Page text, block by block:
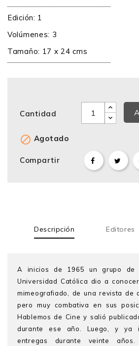
Edición: 1
Volúmenes: 3
Tamaño: 17 x 24 cms
Cantidad
 Agotado
Compartir
Descripción Editores
A inicios de 1965 un grupo de
Universidad Católica dio a
mimeografiado, de una revista de
pero muy combativa en sus
Hablemos de Cine y salió
durante ese año. Luego, y ya
entregas durante veinte